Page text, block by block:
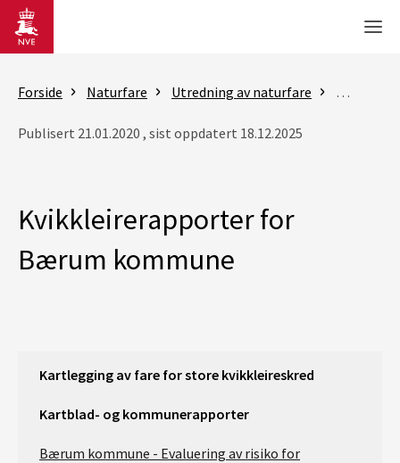
Gå til hovedinnhold
Forside Naturfare Utredning av naturfare Flom- og
Publisert 21.01.2020 , sist oppdatert 18.12.2025
Kvikkleirerapporter for
Bærum kommune
Kartlegging av fare for store kvikkleireskred
Kartblad- og kommunerapporter
Bærum kommune - Evaluering av risiko for